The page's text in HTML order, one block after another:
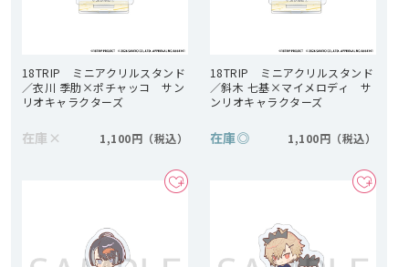
18TRIP ミニアクリルスタンド
／衣川 季肋×ポチャッコ サン
リオキャラクターズ
在庫 × 1,100円
18TRIP ミニアクリルスタンド
／斜木 七基×マイメロディ サ
ンリオキャラクターズ
在庫◎ 1,100円